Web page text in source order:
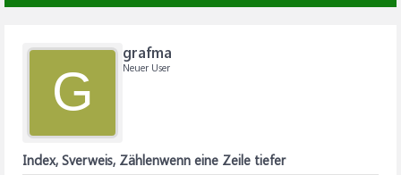
G
grafma
Neuer User
Index, Sverweis, Zählenwenn eine Zeile tiefer